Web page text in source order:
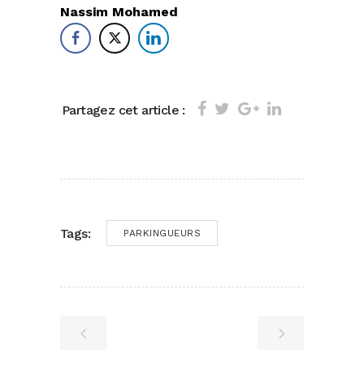
Nassim Mohamed
Partagez cet article :
Tags: PARKINGUEURS